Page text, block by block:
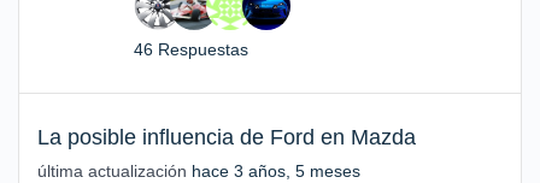
46 Respuestas
La posible influencia de Ford en Mazda
última actualización hace 3 años, 5 meses